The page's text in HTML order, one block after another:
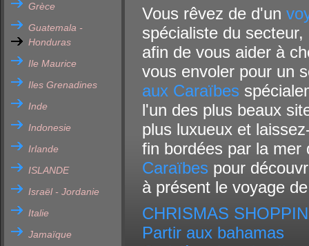
Grèce
Guatemala -
Honduras
Ile Maurice
Iles Grenadines
Inde
Indonesie
Irlande
ISLANDE
Israël - Jordanie
Italie
Jamaïque
Vous rêvez de d'un
spécialiste du
afin de vous aider à
vous envoler pour un
aux Caraïbes
l'un des plus beaux
plus luxueux et
fin bordées par la
Caraïbes pour
à présent le voyage
CHRISMAS
Partir aux bahamas